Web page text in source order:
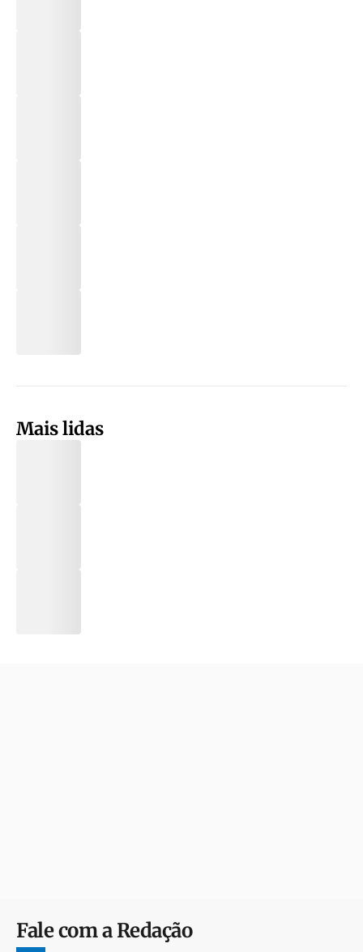
Mais lidas
Fale com a Redação